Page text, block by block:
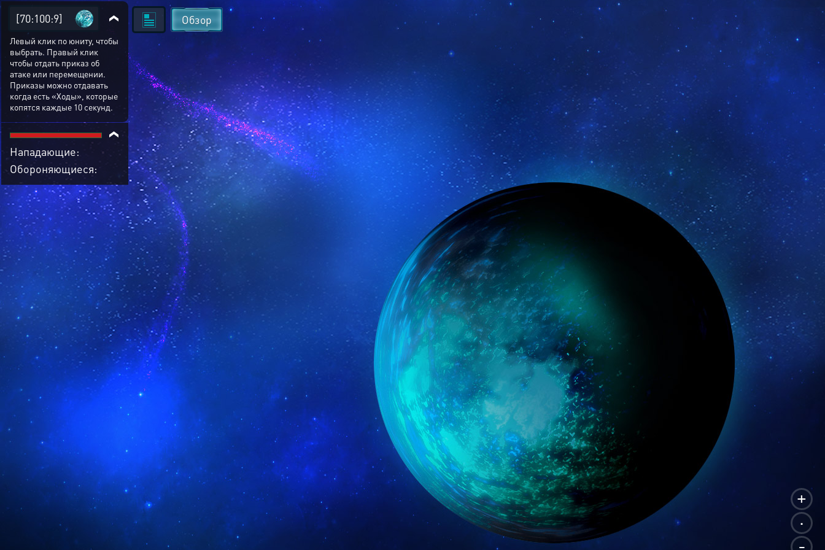
+
.
-
Обзор
[70:100:9]
Левый клик по юниту, чтобы
выбрать. Правый клик
чтобы отдать приказ об
атаке или перемещении.
Приказы можно отдавать
когда есть «Ходы», которые
копятся каждые 10 секунд.
Нападающие:
Обороняющиеся: